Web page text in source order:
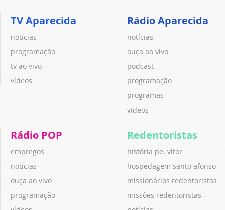
TV Aparecida
notícias
programação
tv ao vivo
vídeos
Rádio Aparecida
notícias
ouça ao vivo
podcast
programação
programas
vídeos
Rádio POP
empregos
notícias
ouça ao vivo
programação
Redentoristas
história pe. vitor
hospedagem santo afonso
missionários redentoristas
missões redentoristas